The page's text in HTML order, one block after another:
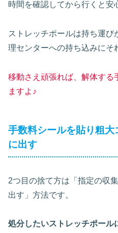
時間を確認してから行くと安
ストレッチポールは持ち運
理センターへの持ち込みにそ
移動さえ頑張れば、解体する
ますよ♪
手数料シールを貼り粗
に出す
2つ目の捨て方は「指定の収
出す」方法です。
処分したいストレッチポール